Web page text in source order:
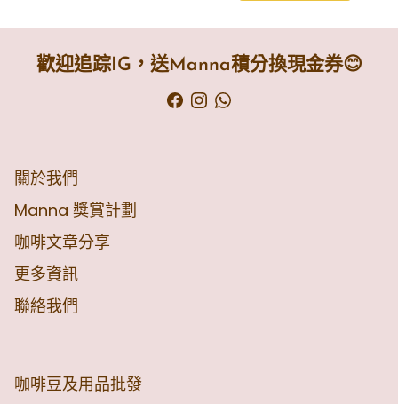
歡迎追踪IG，送Manna積分換現金券😊
關於我們
Manna 獎賞計劃
咖啡文章分享
更多資訊
聯絡我們
咖啡豆及用品批發